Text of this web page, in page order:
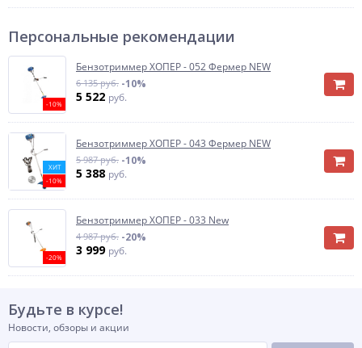
Персональные рекомендации
-10%
Бензотриммер ХОПЕР - 052 Фермер NEW
6 135 руб. -10%
5 522 руб.
ХИТ
-10%
Бензотриммер ХОПЕР - 043 Фермер NEW
5 987 руб. -10%
5 388 руб.
-20%
Бензотриммер ХОПЕР - 033 New
4 987 руб. -20%
3 999 руб.
Будьте в курсе!
Новости, обзоры и акции